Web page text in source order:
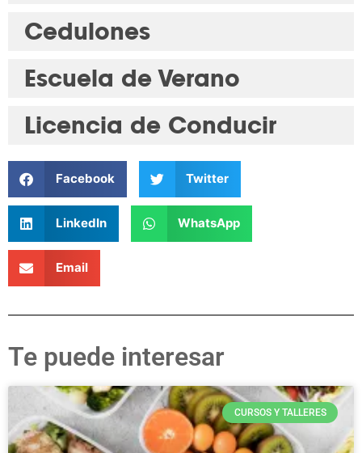
Cedulones
Escuela de Verano
Licencia de Conducir
Facebook Twitter
LinkedIn WhatsApp
Email
Te puede interesar
CURSOS Y TALLERES